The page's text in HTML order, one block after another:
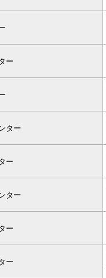
ー
ター
ー
ター
ー
ー